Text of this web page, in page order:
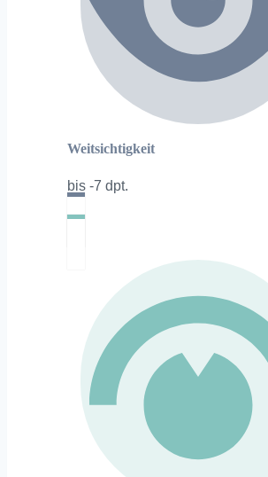
Weitsichtigkeit
bis -7 dpt.